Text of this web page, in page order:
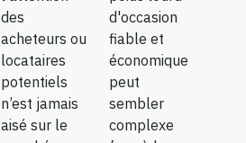
des
acheteurs ou
locataires
potentiels
n’est jamais
aisé sur le
d'occasion
fiable et
économique
peut
sembler
complexe